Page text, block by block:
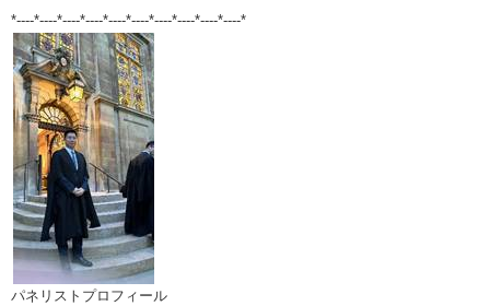
*----*----*----*----*----*----*----*----*----*----*
パネリストプロフィール